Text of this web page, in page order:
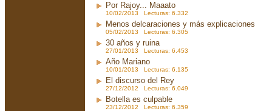
Por Rajoy... Maaato
10/02/2013 Lecturas: 6.332
Menos delcaraciones y más explicaciones
05/02/2013 Lecturas: 6.305
30 años y ruina
27/01/2013 Lecturas: 6.453
Año Mariano
10/01/2013 Lecturas: 6.135
El discurso del Rey
27/12/2012 Lecturas: 6.049
Botella es culpable
23/12/2012 Lecturas: 6.359